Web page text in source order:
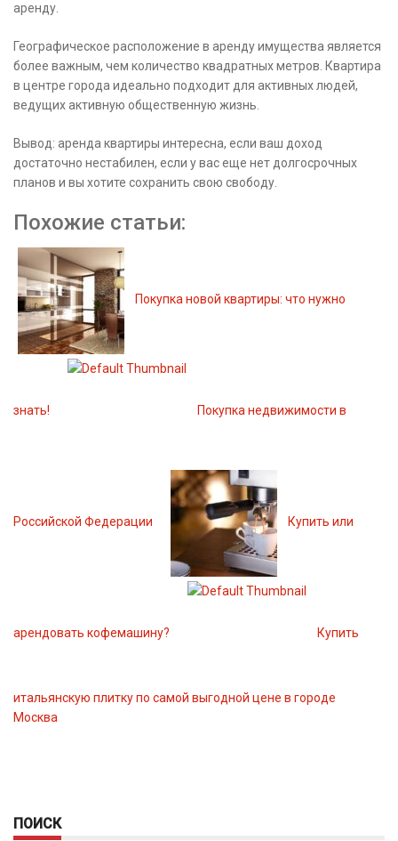
аренду.
Географическое расположение в аренду имущества является
более важным, чем количество квадратных метров. Квартира
в центре города идеально подходит для активных людей,
ведущих активную общественную жизнь.
Вывод: аренда квартиры интересна, если ваш доход
достаточно нестабилен, если у вас еще нет долгосрочных
планов и вы хотите сохранить свою свободу.
Похожие статьи:
Покупка новой квартиры: что нужно
знать! Покупка недвижимости в
Российской Федерации Купить или
арендовать кофемашину? Купить
итальянскую плитку по самой выгодной цене в городе
Москва
ПОИСК